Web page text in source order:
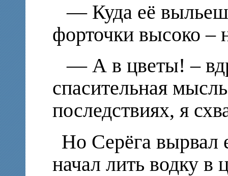
— Куда её
форточки высоко –
— А в цветы! –
спасительная
последствиях, я
Но Серёга вырвал
начал лить водку в